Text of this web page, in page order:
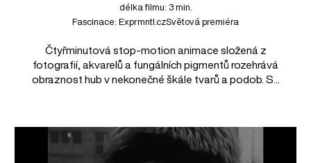
délka filmu: 3 min.
Fascinace: Exprmntl.czSvětová premiéra
Čtyřminutová stop-motion animace složená z
fotografií, akvarelů a fungálních pigmentů rozehrává
obraznost hub v nekonečné škále tvarů a podob. S...